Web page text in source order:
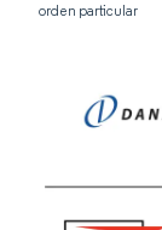
orden particular